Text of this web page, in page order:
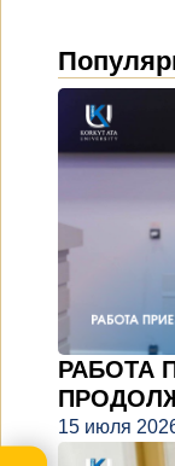
РАБОТА
15 июля